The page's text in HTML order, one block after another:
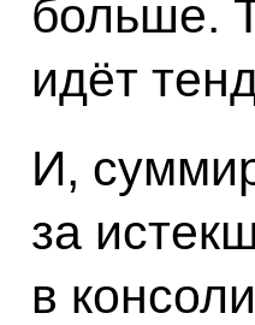
больше.
идёт
И,
за
в